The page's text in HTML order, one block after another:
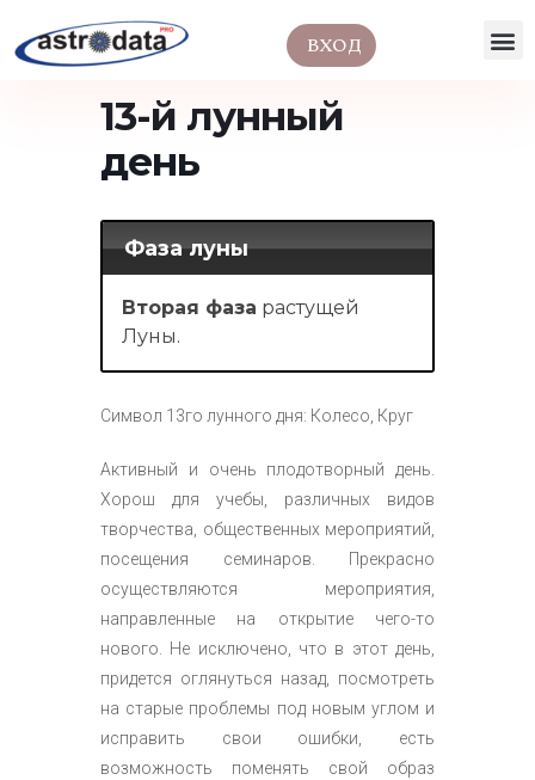
ВХОД
13-й лунный
день
Фаза луны
Вторая фаза растущей
Луны.
Символ 13го лунного дня: Колесо, Круг
Активный и очень плодотворный день.
Хорош для учебы, различных видов
творчества, общественных мероприятий,
посещения семинаров. Прекрасно
осуществляются мероприятия,
направленные на открытие чего-то
нового. Не исключено, что в этот день,
придется оглянуться назад, посмотреть
на старые проблемы под новым углом и
исправить свои ошибки, есть
возможность поменять свой образ